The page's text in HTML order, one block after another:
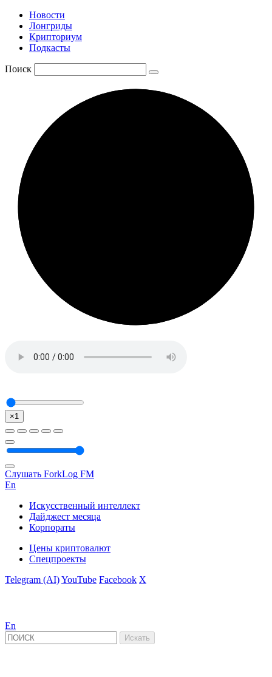
Новости
Лонгриды
Крипториум
Подкасты
Поиск
×1
Слушать ForkLog FM
En
Искусственный интеллект
Дайджест месяца
Корпораты
Цены криптовалют
Спецпроекты
Telegram (AI)YouTube Facebook X
En